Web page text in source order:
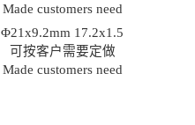
Made customers need
Φ21x9.2mm 17.2x1.5
可按客户需要定做
Made customers need